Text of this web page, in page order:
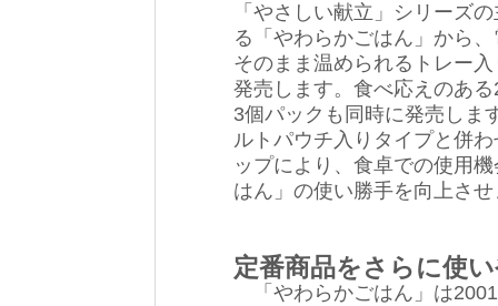
「やさしい献立」シリーズ
る「やわらかごはん」から
そのまま温められるトレー
発売します。食べ応えのあ
3個パックも同時に発売しま
ルトパウチ入りタイプと併
ップにより、食卓での使用
はん」の使い勝手を向上さ
定番商品をさらに使
「やわらかごはん」は